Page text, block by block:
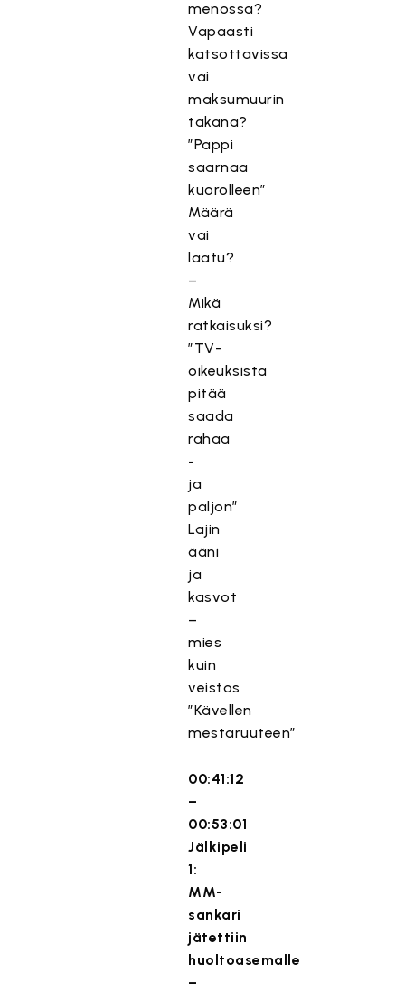
menossa?
Vapaasti
katsottavissa
vai
maksumuurin
takana?
”Pappi
saarnaa
kuorolleen”
Määrä
vai
laatu?
–
Mikä
ratkaisuksi?
”TV-
oikeuksista
pitää
saada
rahaa
-
ja
paljon”
Lajin
ääni
ja
kasvot
–
mies
kuin
veistos
”Kävellen
mestaruuteen”
00:41:12
–
00:53:01
Jälkipeli
1:
MM-
sankari
jätettiin
huoltoasemalle
–